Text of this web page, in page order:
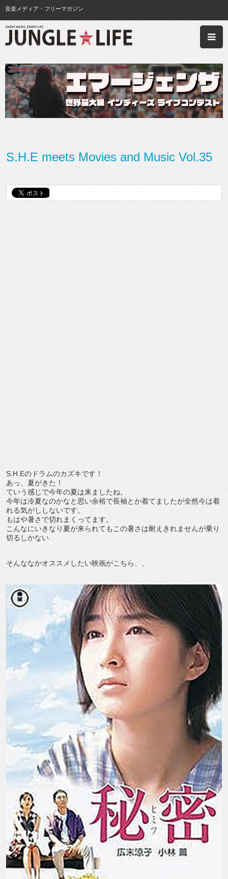
音楽メディア・フリーマガジン
S.H.E meets Movies and Music Vol.35
S.H.Eのドラムのカズキです！
あっ、夏がきた！
ていう感じで今年の夏は来ましたね。
今年は冷夏なのかなと思い余裕で長袖とか着てましたが全然今は着
れる気がししないです。
もはや暑さで切れまくってます。
こんなにいきなり夏が来られてもこの暑さは耐えきれませんが乗り
切るしかない
そんななかオススメしたい映画がこちら、、